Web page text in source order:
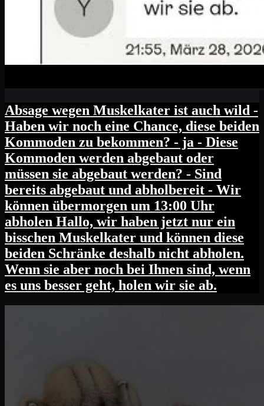
Absage wegen Muskelkater ist auch wild -
Haben wir noch eine Chance, diese beiden
Kommoden zu bekommen? - ja - Diese
Kommoden werden abgebaut oder
müssen sie abgebaut werden? - Sind
bereits abgebaut und abholbereit - Wir
können übermorgen um 13:00 Uhr
abholen Hallo, wir haben jetzt nur ein
bisschen Muskelkater und können diese
beiden Schränke deshalb nicht abholen.
Wenn sie aber noch bei Ihnen sind, wenn
es uns besser geht, holen wir sie ab.